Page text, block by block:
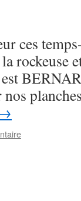
ces
rockeuse